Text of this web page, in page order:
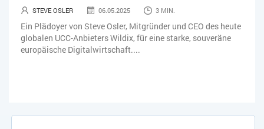
MARKETING MOBILE ONLINE-MARKETING
OPEN SOURCE PIM PROJEKTMANAGEMENT SEO
STEVE OSLER 06.05.2025 3 MIN.
Ein Plädoyer von Steve Osler, Mitgründer und CEO des heute
globalen UCC-Anbieters Wildix, für eine starke, souveräne
europäische Digitalwirtschaft....